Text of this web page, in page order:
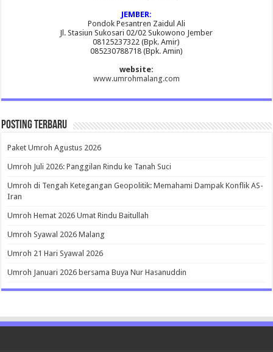
JEMBER:
Pondok Pesantren Zaidul Ali
Jl. Stasiun Sukosari 02/02 Sukowono Jember
08125237322 (Bpk. Amir)
085230788718 (Bpk. Amin)
website:
www.umrohmalang.com
Posting Terbaru
Paket Umroh Agustus 2026
Umroh Juli 2026: Panggilan Rindu ke Tanah Suci
Umroh di Tengah Ketegangan Geopolitik: Memahami Dampak Konflik AS-
Iran
Umroh Hemat 2026 Umat Rindu Baitullah
Umroh Syawal 2026 Malang
Umroh 21 Hari Syawal 2026
Umroh Januari 2026 bersama Buya Nur Hasanuddin